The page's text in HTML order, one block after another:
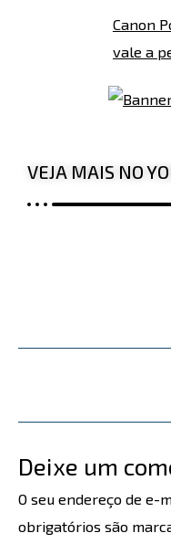
Canon
vale a
VEJA MAIS NO
Deixe um
O seu endereço de e-
obrigatórios são